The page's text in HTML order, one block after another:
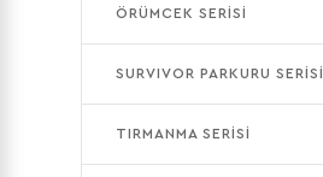
ÖRÜMCEK SERİSİ
SURVIVOR PARKURU SERİSİ
TIRMANMA SERİSİ